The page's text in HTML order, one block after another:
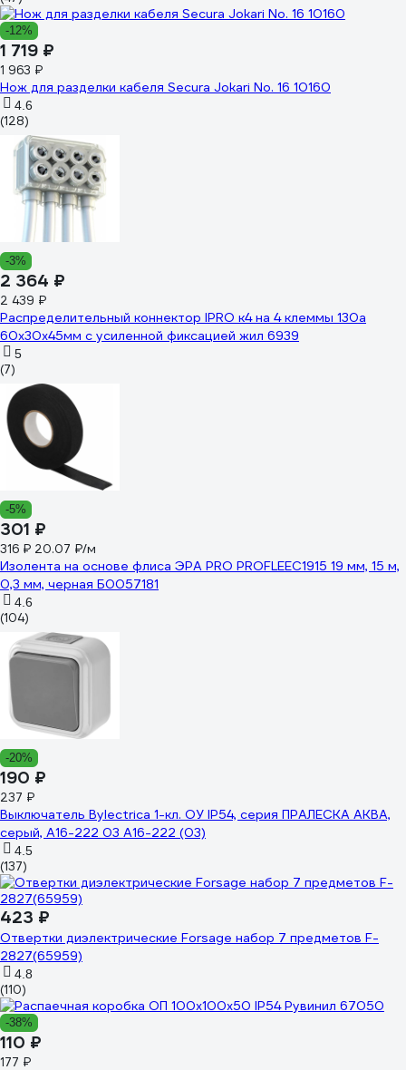
-12%
1 719 ₽
1 963 ₽
Нож для разделки кабеля Secura Jokari No. 16 10160
4.6
(128)
-3%
2 364 ₽
2 439 ₽
Распределительный коннектор IPRO к4 на 4 клеммы 130а
60x30x45мм с усиленной фиксацией жил 6939
5
(7)
-5%
301 ₽
316 ₽ 20.07 ₽/м
Изолента на основе флиса ЭРА PRO PROFLEEC1915 19 мм, 15 м,
0,3 мм, черная Б0057181
4.6
(104)
-20%
190 ₽
237 ₽
Выключатель Bylectrica 1-кл. ОУ IP54, серия ПРАЛЕСКА АКВА,
серый, А16-222 03 А16-222 (03)
4.5
(137)
423 ₽
Отвертки диэлектрические Forsage набор 7 предметов F-
2827(65959)
4.8
(110)
-38%
110 ₽
177 ₽